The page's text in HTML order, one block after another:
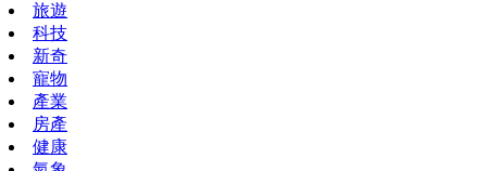
旅遊
科技
新奇
寵物
產業
房產
健康